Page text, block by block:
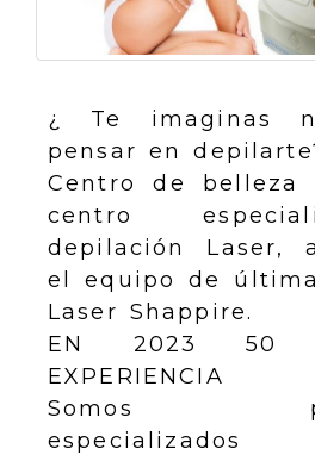
¿ Te imaginas
pensar en
Centro de belleza
centro
depilación Laser,
el equipo de
Laser Shappire.
EN 2023 50
EXPERIENCIA
Somos
especializados